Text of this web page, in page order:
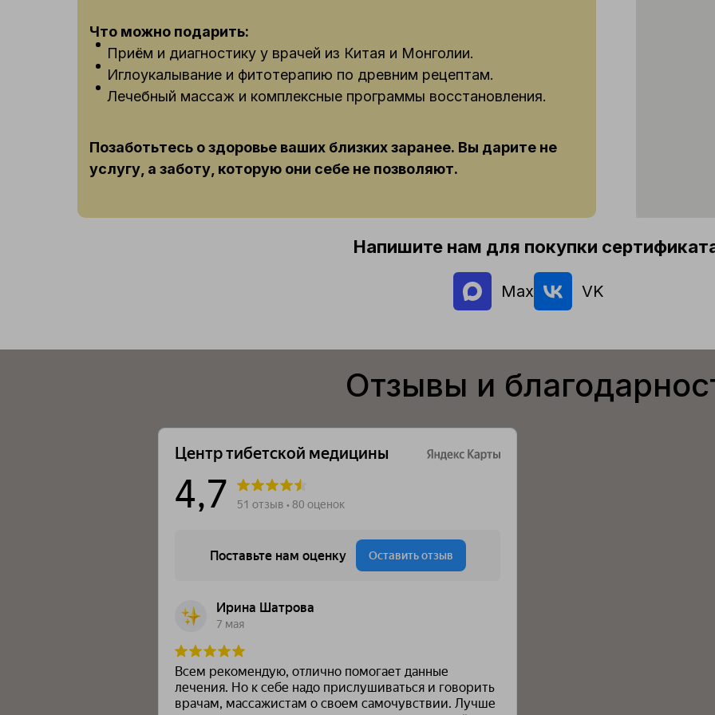
Что можно подарить:
Приём и диагностику у врачей из Китая и Монголии.
Иглоукалывание и фитотерапию по древним рецептам.
Лечебный массаж и комплексные программы восстановления.
Позаботьтесь о здоровье ваших близких заранее. Вы дарите не
услугу, а заботу, которую они себе не позволяют.
Напишите нам для покупки
Max VK
Отзывы и